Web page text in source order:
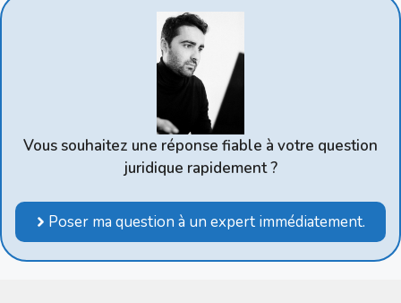
Vous souhaitez une réponse fiable à votre question
juridique rapidement ?
Poser ma question à un expert immédiatement.